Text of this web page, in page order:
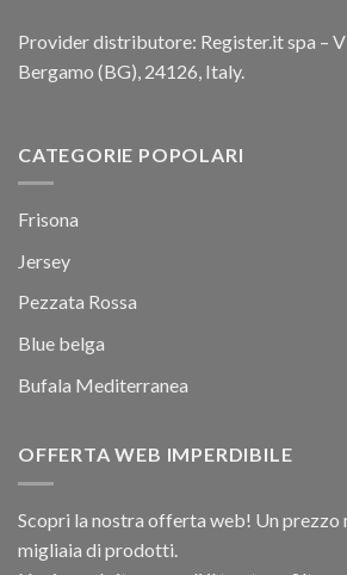
Provider distributore: Register.it spa –
Bergamo (BG), 24126, Italy.
CATEGORIE POPOLARI
Frisona
Jersey
Pezzata Rossa
Blue belga
Bufala Mediterranea
OFFERTA WEB IMPERDIBILE
Scopri la nostra offerta web! Un prezzo
migliaia di prodotti.